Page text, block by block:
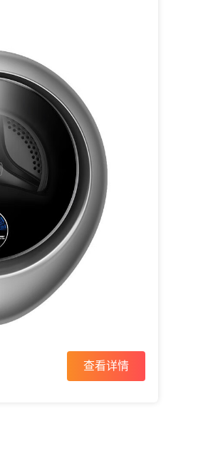
查看详情